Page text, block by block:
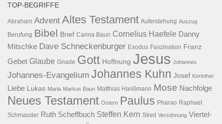
TOP-BEGRIFFE
Abraham Advent Altes Testament Auferstehung Auszug
Berufung Bibel Brief Carina Baun Cornelius Haefele Danny
Mitschke Dave Schneckenburger Exodus Faszination Franz
Gebet Glaube Gnade Gott Hoffnung Jesus Johannes
Johannes-Evangelium Johannes Kuhn Josef Korinther
Liebe Lukas Maria Markus Baun Matthias Hanßmann Mose Nachfolge
Neues Testament Ostern Paulus Pharao Raphael
Schmauder Ruth Scheffbuch Steffen Kern Streit Versöhnung Viertel-